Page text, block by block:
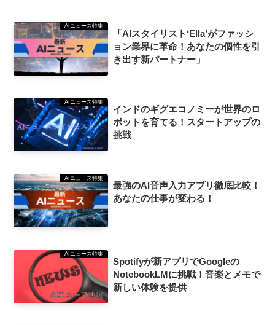
AIニュース特集
「AIスタイリスト‘Ella’がファッシ
ョン業界に革命！あなたの個性を引
き出す新パートナー」
AIニュース特集
インドのギグエコノミーが世界のロ
ボットを育てる！スタートアップの
挑戦
AIニュース特集
最強のAI音声入力アプリ徹底比較！
あなたの仕事が変わる！
AIニュース特集
Spotifyが新アプリでGoogleの
NotebookLMに挑戦！音楽とメモで
新しい体験を提供